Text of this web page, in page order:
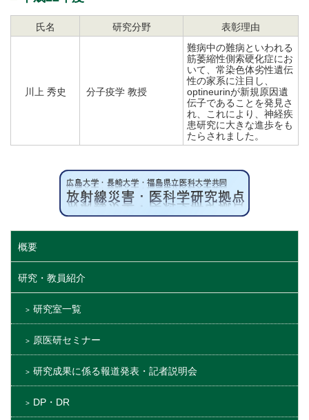
氏名 研究分野 表彰理由
川上 秀史 分子疫学 教授
難病中の難病といわれる
筋萎縮性側索硬化症にお
いて、常染色体劣性遺伝
性の家系に注目し、
optineurinが新規原因遺
伝子であることを発見さ
れ、これにより、神経疾
患研究に大きな進歩をも
たらされました。
概要
研究・教員紹介
研究室一覧
原医研セミナー
研究成果に係る報道発表・記者説明会
DP・DR